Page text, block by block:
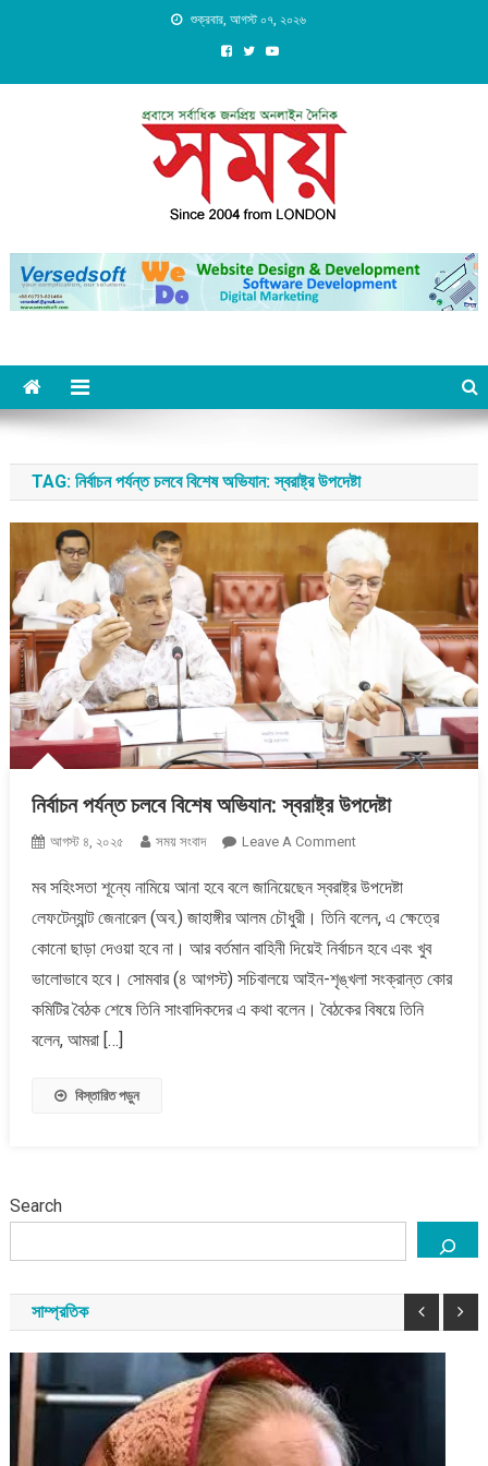
শুক্রবার, আগস্ট ০৭, ২০২৬
Daily Shomoy, Since 2004
from LONDON
TAG: নির্বাচন পর্যন্ত চলবে বিশেষ অভিযান: স্বরাষ্ট্র উপদেষ্টা
নির্বাচন পর্যন্ত চলবে বিশেষ অভিযান: স্বরাষ্ট্র উপদেষ্টা
আগস্ট ৪, ২০২৫ সময় সংবাদ Leave A CommentOn
পর্যন্ত
চলবে
উপদেষ্টা
মব সহিংসতা শূন্যে নামিয়ে আনা হবে বলে জানিয়েছেন স্বরাষ্ট্র উপদেষ্টা
লেফটেন্যান্ট জেনারেল (অব.) জাহাঙ্গীর আলম চৌধুরী। তিনি বলেন, এ ক্ষেত্রে
কোনো ছাড়া দেওয়া হবে না। আর বর্তমান বাহিনী দিয়েই নির্বাচন হবে এবং খুব
ভালোভাবে হবে। সোমবার (৪ আগস্ট) সচিবালয়ে আইন-শৃঙ্খলা সংক্রান্ত কোর
কমিটির বৈঠক শেষে তিনি সাংবাদিকদের এ কথা বলেন। বৈঠকের বিষয়ে তিনি
বলেন, আমরা […]
বিস্তারিত পড়ুন
Search
সাম্প্রতিক